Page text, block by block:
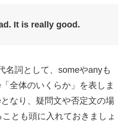
It is really good.
名詞として、someやanyも
全体のいくらか」を表しま
なり、疑問文や否定文の場
とも頭に入れておきましょ